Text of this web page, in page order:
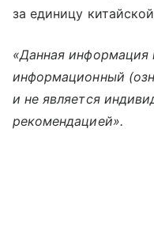
за единицу
«Данная информация
информационный
и не является
рекомендацией».​